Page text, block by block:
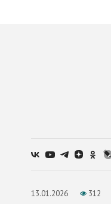
13.01.2026 312